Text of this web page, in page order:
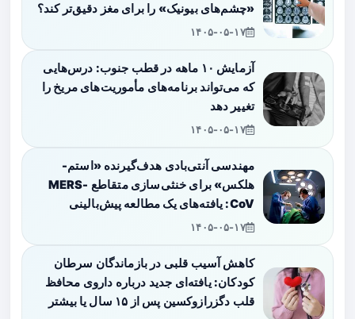
«چشم‌های بیونیک» را برای مغز دقیق‌تر کند؟
۱۴۰۵-۰۵-۱۷
آزمایش ۱۰ ماهه در قطب جنوب: درس‌هایی
که می‌تواند برنامه‌های مأموریت‌های مریخ را
تغییر دهد
۱۴۰۵-۰۵-۱۷
مهندسی آنتی‌بادی هدف‌گیرنده «استم-
هلکس» برای خنثی‌سازی متقاطع MERS-
CoV: یافته‌های یک مطالعه پیش‌بالینی
۱۴۰۵-۰۵-۱۷
کاهش آسیب قلبی در بازماندگان سرطان
کودکان: یافته‌ای جدید درباره داروی محافظ
قلب دگزرازوکسین پس از ۱۵ سال یا بیشتر